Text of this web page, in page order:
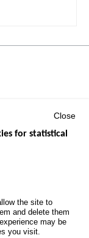
ACCIDENTS
Close
for statistical
the site to
and delete them
may be
you visit.